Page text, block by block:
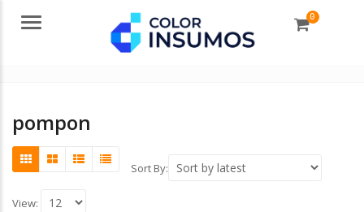
Menu 0
pompon
Sort By:
View: